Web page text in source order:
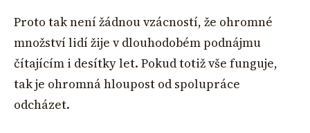
Proto tak není žádnou vzácností, že ohromné
množství lidí žije v dlouhodobém podnájmu
čítajícím i desítky let. Pokud totiž vše funguje,
tak je ohromná hloupost od spolupráce
odcházet.